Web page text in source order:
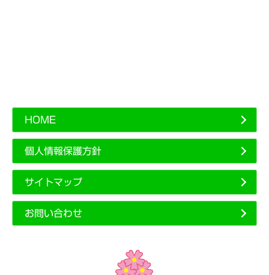
HOME
個人情報保護方針
サイトマップ
お問い合わせ